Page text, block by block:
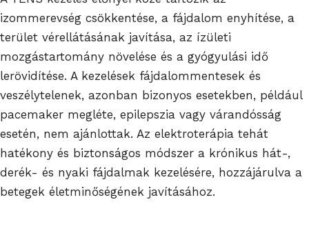
izommerevség csökkentése, a fájdalom enyhítése, a
terület vérellátásának javítása, az ízületi
mozgástartomány növelése és a gyógyulási idő
lerövidítése. A kezelések fájdalommentesek és
veszélytelenek, azonban bizonyos esetekben, például
pacemaker megléte, epilepszia vagy várandósság
esetén, nem ajánlottak. Az elektroterápia tehát
hatékony és biztonságos módszer a krónikus hát-,
derék- és nyaki fájdalmak kezelésére, hozzájárulva a
betegek életminőségének javításához.